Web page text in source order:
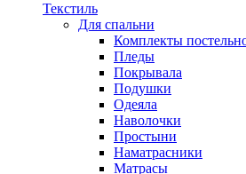
Текстиль
Для спальни
Комплекты
Пледы
Покрывала
Подушки
Одеяла
Наволочки
Простыни
Наматрасники
Матрасы